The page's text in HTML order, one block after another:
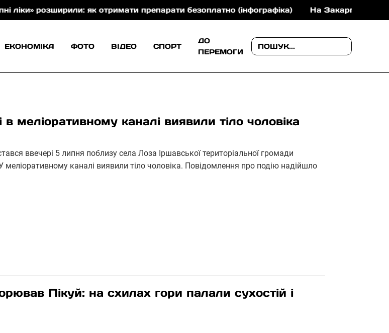
як отримати препарати безоплатно (інфографіка) На Закарпатті 41-річний
ЕКОНОМІКА ФОТО ВІДЕО СПОРТ
ДО
ПЕРЕМОГИ
меліоративному каналі виявили тіло чоловіка
ввечері 5 липня поблизу села Лоза Іршавської територіальної громади
меліоративному каналі виявили тіло чоловіка. Повідомлення про подію надійшло
Пікуй: на схилах гори палали сухостій і